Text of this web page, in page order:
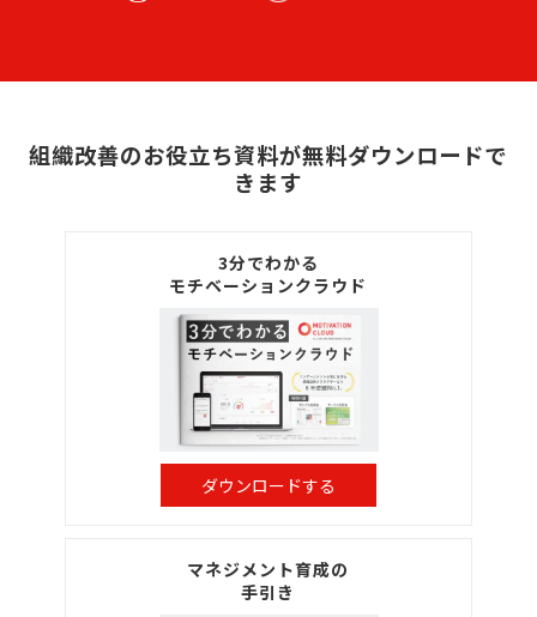
組織改善のお役立ち資料が無料ダウンロードで
きます
3分でわかる
モチベーションクラウド
ダウンロードする
マネジメント育成の
手引き